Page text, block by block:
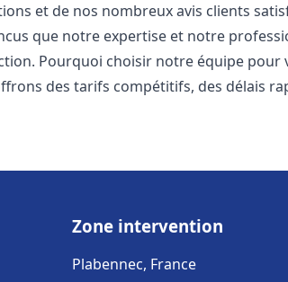
et de nos nombreux avis clients
que notre expertise et notre
Pourquoi choisir notre équipe
des tarifs compétitifs, des délais
Zone intervention
Plabennec, France